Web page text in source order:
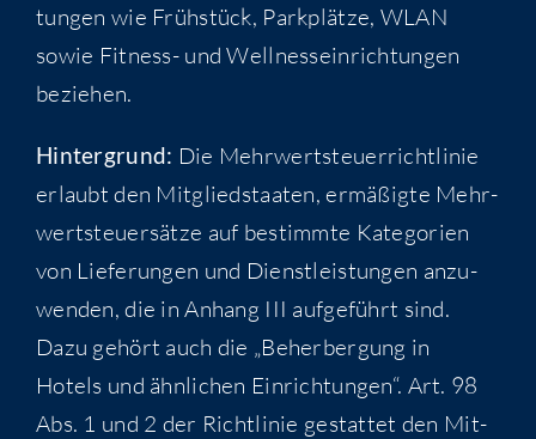
tun­gen wie Früh­stück, Park­plät­ze, WLAN
sowie Fit­ness- und Well­ness­ein­rich­tun­gen
beziehen.
Hin­ter­grund: Die Mehr­wert­steu­er­richt­li­nie
erlaubt den Mit­glied­staa­ten, ermä­ßig­te Mehr­
wert­steu­er­sät­ze auf bestimm­te Kate­go­rien
von Lie­fe­run­gen und Dienst­leis­tun­gen anzu­
wen­den, die in Anhang III auf­ge­führt sind.
Dazu gehört auch die „Beher­ber­gung in
Hotels und ähn­li­chen Ein­rich­tun­gen“. Art. 98
Abs. 1 und 2 der Richt­li­nie gestat­tet den Mit­